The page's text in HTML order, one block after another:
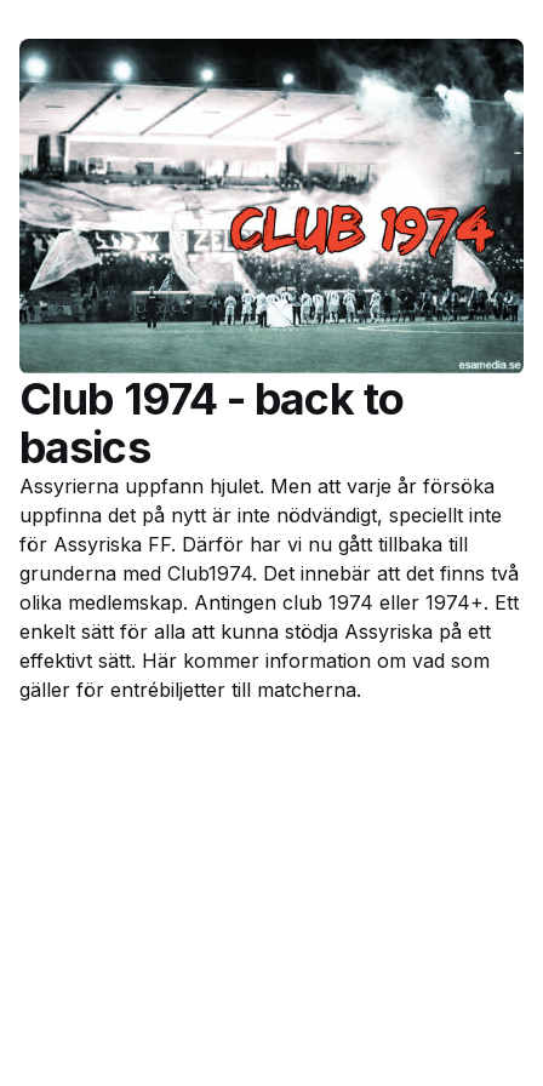
Club 1974 - back to
basics
Assyrierna uppfann hjulet. Men att varje år försöka
uppfinna det på nytt är inte nödvändigt, speciellt inte
för Assyriska FF. Därför har vi nu gått tillbaka till
grunderna med Club1974. Det innebär att det finns två
olika medlemskap. Antingen club 1974 eller 1974+. Ett
enkelt sätt för alla att kunna stödja Assyriska på ett
effektivt sätt. Här kommer information om vad som
gäller för entrébiljetter till matcherna.